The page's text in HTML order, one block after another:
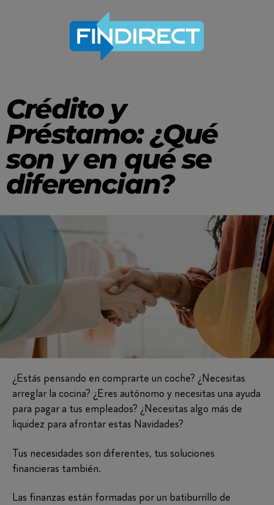
Crédito y
Préstamo: ¿Qué
son y en qué se
diferencian?
¿Estás pensando en comprarte un coche? ¿Necesitas
arreglar la cocina? ¿Eres autónomo y necesitas una ayuda
para pagar a tus empleados? ¿Necesitas algo más de
liquidez para afrontar estas Navidades?
Tus necesidades son diferentes, tus soluciones
financieras también.
Las finanzas están formadas por un batiburrillo de